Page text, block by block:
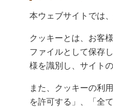
本ウェブサイトでは
クッキーとは、お客
ファイルとして保存
様を識別し、サイト
また、クッキーの利
を許可する」、「全